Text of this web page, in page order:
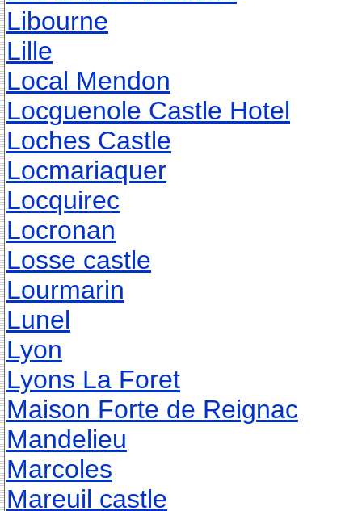
Libourne
Lille
Local Mendon
Locguenole Castle Hotel
Loches Castle
Locmariaquer
Locquirec
Locronan
Losse castle
Lourmarin
Lunel
Lyon
Lyons La Foret
Maison Forte de Reignac
Mandelieu
Marcoles
Mareuil castle